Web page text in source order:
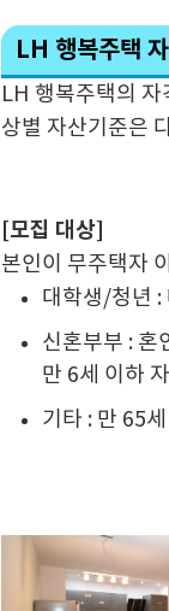
LH 행복주택
LH 행복주택의 자
상별 자산기준은
[모집 대상]
본인이 무주택자
대학생/청년 :
신혼부부 : 혼
만 6세 이하
기타 : 만 65